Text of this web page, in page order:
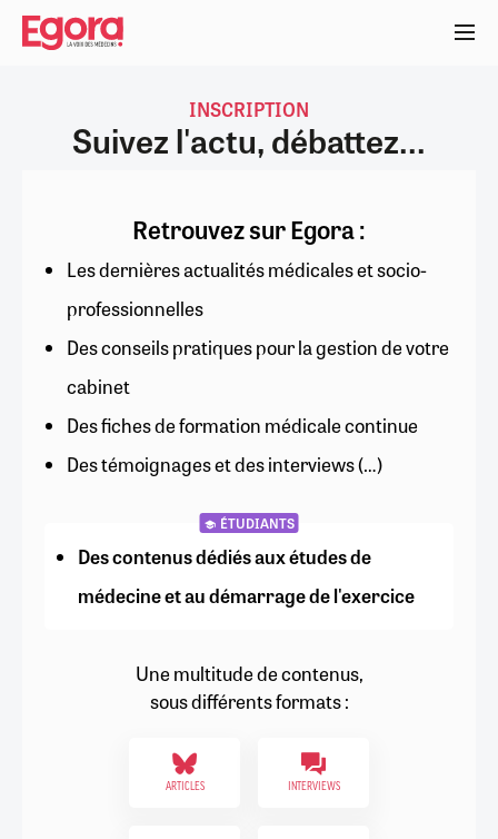
Aller
contenu
INSCRIPTION
Suivez l'actu, débattez...
Retrouvez sur Egora :
Les dernières actualités médicales et socio-
professionnelles
Des conseils pratiques pour la gestion de votre
cabinet
Des fiches de formation médicale continue
Des témoignages et des interviews (…)
ÉTUDIANTS
Des contenus dédiés aux études de
médecine et au démarrage de l'exercice
Une multitude de contenus,
sous différents formats :
ARTICLES INTERVIEWS